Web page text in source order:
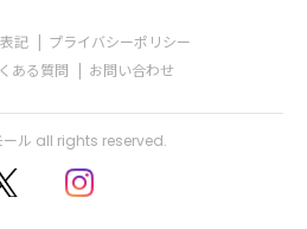
記
プライバシーポリシー
ある質問 お問い合わせ
ール all rights reserved.